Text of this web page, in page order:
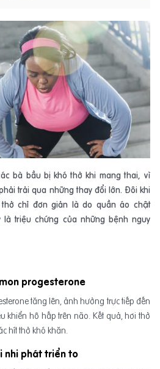
bà bầu bị khó thở khi mang thai, vì
trải qua những thay đổi lớn. Đôi khi
chỉ đơn giản là do quần áo chật
triệu chứng của những bệnh nguy
progesterone
tăng lên, ảnh hưởng trực tiếp đến
khiển hô hấp trên não. Kết quả, hơi thở
hít thở khó khăn.
nhi phát triển to